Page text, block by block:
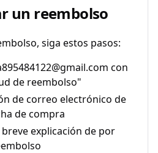
un reembolso
siga estos pasos:
con
de reembolso"
de correo electrónico de
de compra
explicación de por